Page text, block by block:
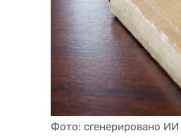
Фото: сгенерировано ИИ